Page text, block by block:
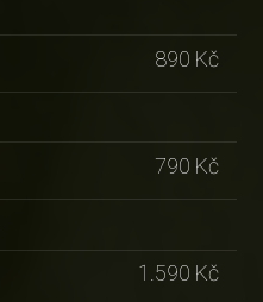
890 Kč
790 Kč
1.590 Kč